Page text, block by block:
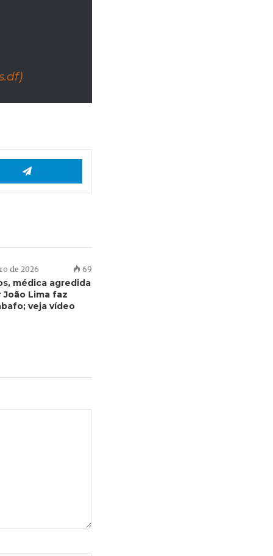
Telegram
de 2026 69
médica agredida
Lima faz
veja vídeo